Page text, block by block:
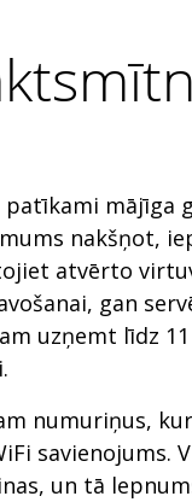
patīkami mājīga
nakšņot,
atvērto
gan
uzņemt līdz
numuriņus,
savienojums.
un tā